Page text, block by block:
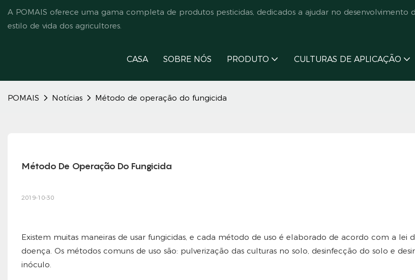
A POMAIS oferece uma gama completa de produtos pesticidas, dedicados a ajudar no desenvolvimento
estilo de vida dos agricultores.
CASA SOBRE NÓS PRODUTO CULTURAS DE APLICAÇÃO
POMAIS Notícias Método de operação do fungicida
Método De Operação Do Fungicida
2019-10-30
Existem muitas maneiras de usar fungicidas, e cada método de uso é elaborado de acordo com a lei
doença. Os métodos comuns de uso são: pulverização das culturas no solo, desinfecção do solo e
inóculo.